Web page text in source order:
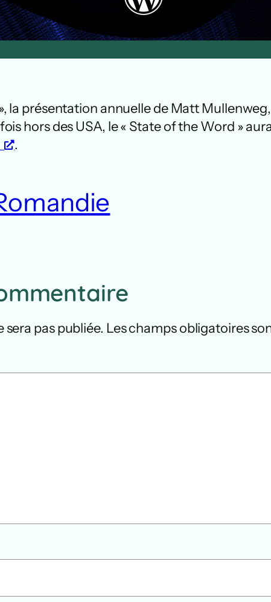
la présentation annuelle de Matt
hors des USA, le « State of the Word »
.
pas publiée. Les champs obligatoires